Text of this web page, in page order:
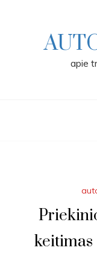
apie
keitimas